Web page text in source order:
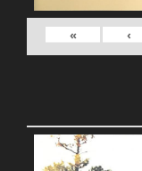
›
»